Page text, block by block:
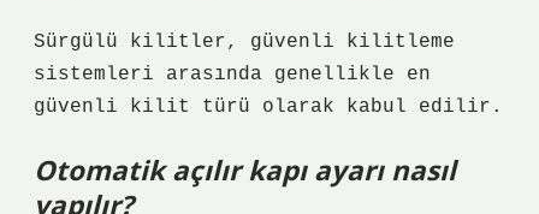
Sürgülü kilitler, güvenli kilitleme
sistemleri arasında genellikle en
güvenli kilit türü olarak kabul edilir.
Otomatik açılır kapı ayarı nasıl
yapılır?